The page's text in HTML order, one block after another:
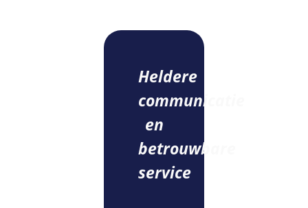
Heldere
communicatie
en
betrouwbare
service